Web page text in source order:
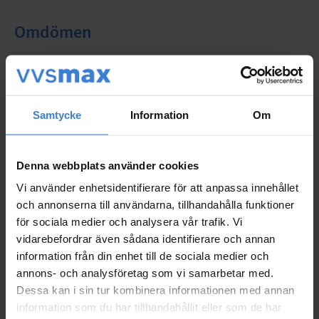
Samtycke Information Om
Denna webbplats använder cookies
Vi använder enhetsidentifierare för att anpassa innehållet
och annonserna till användarna, tillhandahålla funktioner
för sociala medier och analysera vår trafik. Vi
vidarebefordrar även sådana identifierare och annan
information från din enhet till de sociala medier och
annons- och analysföretag som vi samarbetar med.
Dessa kan i sin tur kombinera informationen med annan
information som du har tillhandahållit eller som de har
Omdömen
Du
Bli den första att lämna ett omdöme.
Populära produkter